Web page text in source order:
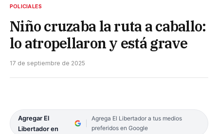
POLICIALES
Niño cruzaba la ruta a caballo:
lo atropellaron y está grave
17 de septiembre de 2025
Agregar El
Libertador en
Agrega El Libertador a tus medios
preferidos en Google